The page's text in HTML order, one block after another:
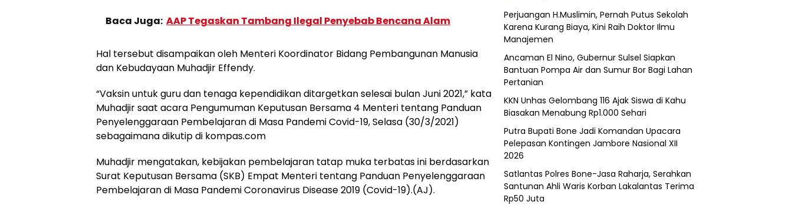
Baca Juga: AAP Tegaskan Tambang Ilegal Penyebab Bencana Alam
Hal tersebut disampaikan oleh Menteri Koordinator Bidang Pembangunan Manusia
dan Kebudayaan Muhadjir Effendy.
“Vaksin untuk guru dan tenaga kependidikan ditargetkan selesai bulan Juni 2021,” kata
Muhadjir saat acara Pengumuman Keputusan Bersama 4 Menteri tentang Panduan
Penyelenggaraan Pembelajaran di Masa Pandemi Covid-19, Selasa (30/3/2021)
sebagaimana dikutip di kompas.com
Muhadjir mengatakan, kebijakan pembelajaran tatap muka terbatas ini berdasarkan
Surat Keputusan Bersama (SKB) Empat Menteri tentang Panduan Penyelenggaraan
Pembelajaran di Masa Pandemi Coronavirus Disease 2019 (Covid-19).(AJ).
Perjuangan H.Muslimin, Pernah Putus Sekolah
Karena Kurang Biaya, Kini Raih Doktor Ilmu
Manajemen
Ancaman El Nino, Gubernur Sulsel Siapkan
Bantuan Pompa Air dan Sumur Bor Bagi Lahan
Pertanian
KKN Unhas Gelombang 116 Ajak Siswa di Kahu
Biasakan Menabung Rp1.000 Sehari
Putra Bupati Bone Jadi Komandan Upacara
Pelepasan Kontingen Jambore Nasional XII
2026
Satlantas Polres Bone-Jasa Raharja, Serahkan
Santunan Ahli Waris Korban Lakalantas Terima
Rp50 Juta